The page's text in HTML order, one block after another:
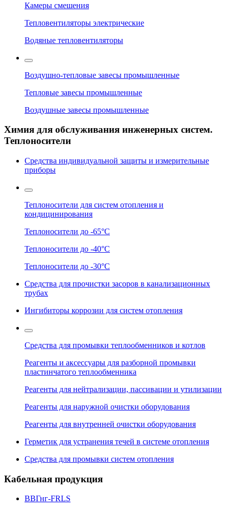
Камеры смешения
Тепловентиляторы электрические
Водяные тепловентиляторы
Воздушно-тепловые завесы промышленные
Тепловые завесы промышленные
Воздушные завесы промышленные
Химия для обслуживания инженерных систем.
Теплоносители
Средства индивидуальной защиты и измерительные
приборы
Теплоносители для систем отопления и
кондицинирования
Теплоносители до -65°C
Теплоносители до -40°C
Теплоносители до -30°C
Средства для прочистки засоров в канализационных
трубах
Ингибиторы коррозии для систем отопления
Средства для промывки теплообменников и котлов
Реагенты и аксессуары для разборной промывки
пластинчатого теплообменника
Реагенты для нейтрализации, пассивации и утилизации
Реагенты для наружной очистки оборудования
Реагенты для внутренней очистки оборудования
Герметик для устранения течей в системе отопления
Средства для промывки систем отопления
Кабельная продукция
ВВГнг-FRLS